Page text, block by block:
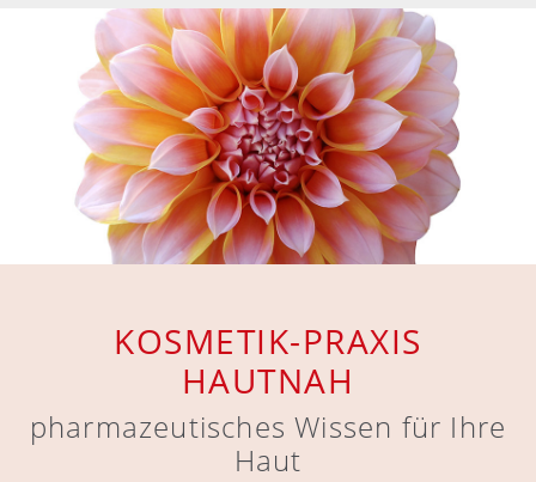
KOSMETIK-PRAXIS
HAUTNAH
pharma­zeutisches Wissen für Ihre
Haut